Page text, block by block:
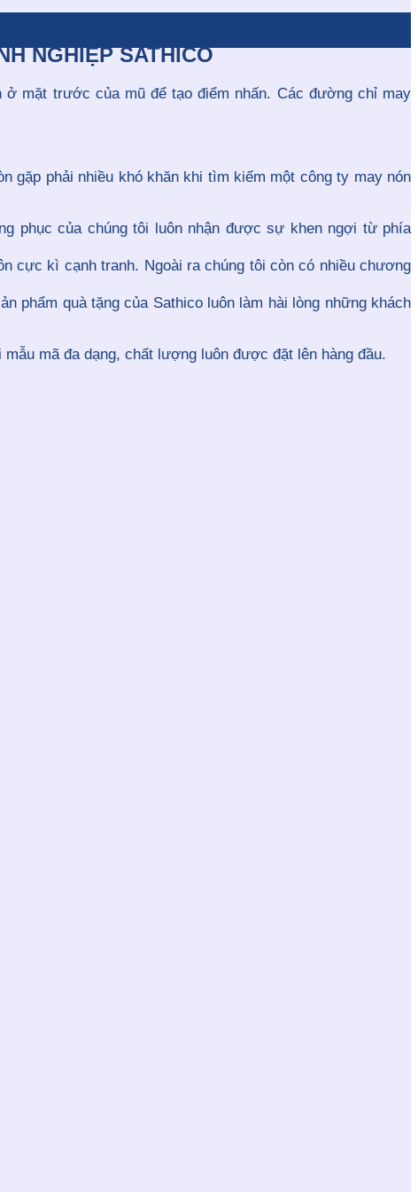
NGHIỆP SATHICO
mặt trước của mũ để tạo điểm nhấn. Các đường chỉ may
gặp phải nhiều khó khăn khi tìm kiếm một công ty may nón
phục của chúng tôi luôn nhận được sự khen ngợi từ phía
cực kì cạnh tranh. Ngoài ra chúng tôi còn có nhiều chương
phẩm quà tặng của Sathico luôn làm hài lòng những khách
mã đa dạng, chất lượng luôn được đặt lên hàng đầu.